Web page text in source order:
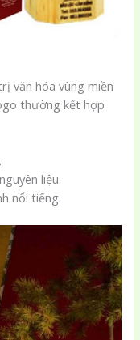
văn hóa vùng miền
thường kết hợp
liệu.
nổi tiếng.